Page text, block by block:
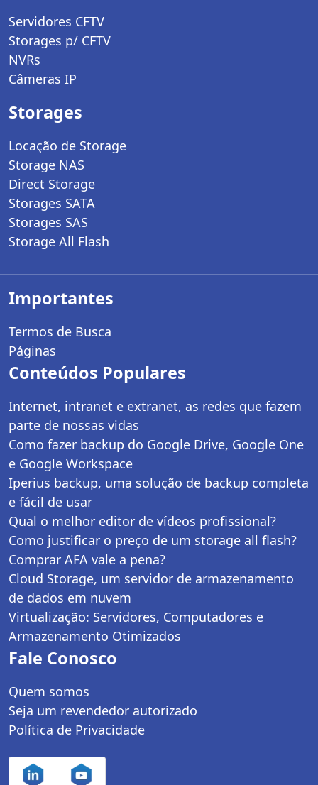
Servidores CFTV
Storages p/ CFTV
NVRs
Câmeras IP
Storages
Locação de Storage
Storage NAS
Direct Storage
Storages SATA
Storages SAS
Storage All Flash
Importantes
Termos de Busca
Páginas
Conteúdos Populares
Internet, intranet e extranet, as redes que fazem
parte de nossas vidas
Como fazer backup do Google Drive, Google One
e Google Workspace
Iperius backup, uma solução de backup completa
e fácil de usar
Qual o melhor editor de vídeos profissional?
Como justificar o preço de um storage all flash?
Comprar AFA vale a pena?
Cloud Storage, um servidor de armazenamento
de dados em nuvem
Virtualização: Servidores, Computadores e
Armazenamento Otimizados
Fale Conosco
Quem somos
Seja um revendedor autorizado
Política de Privacidade